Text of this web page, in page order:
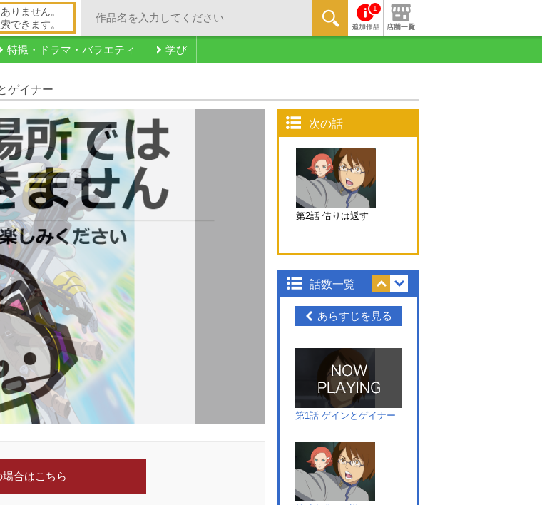
りません。
できます。
1
特撮・ドラマ・バラエティ 学び
ゲイナー
合はこちら
次の話
第2話 借りは返す
話数一覧
あらすじを見る
第1話 ゲインとゲイナー